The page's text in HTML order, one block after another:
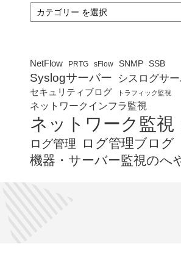
カ
テ
ゴ
NetFlow PRTG sFlow SNMP SSB
Syslogサーバー シスログサ
セキュリティブログ トラフィック監視
ネットワークインフラ監視
ネットワーク監視
ログ管理
ログ管理ブログ
機器・サーバー監視のへ